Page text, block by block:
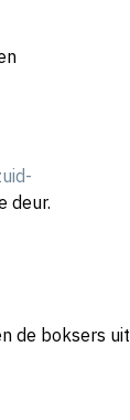
deur.
de boksers uit